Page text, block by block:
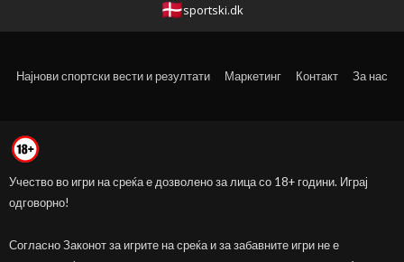
sportski.dk
Најнови спортски вести и резултати Маркетинг Контакт За нас
Учество во игри на среќа е дозволено за лица со 18+ години. Играј
одговорно!
Согласно Законот за игрите на среќа и за забавните игри не е